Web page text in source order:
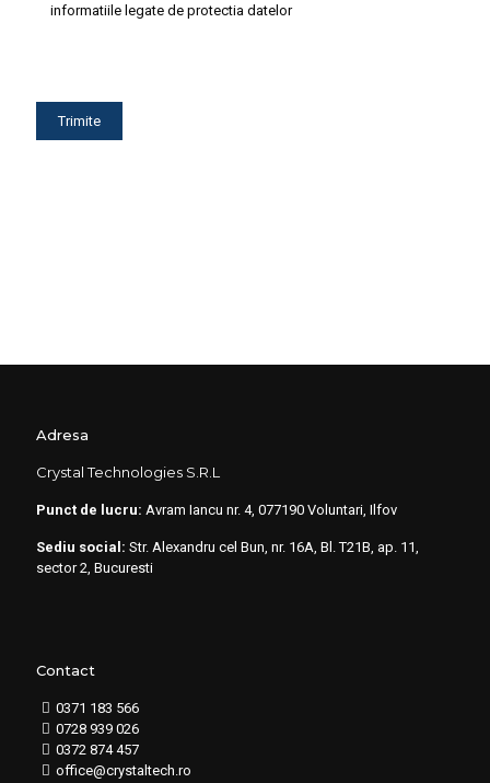
informatiile legate de protectia datelor
Adresa
Crystal Technologies S.R.L
Punct de lucru: Avram Iancu nr. 4, 077190 Voluntari, Ilfov
Sediu social: Str. Alexandru cel Bun, nr. 16A, Bl. T21B, ap. 11,
sector 2, Bucuresti
Contact
0371 183 566
0728 939 026
0372 874 457
office@crystaltech.ro